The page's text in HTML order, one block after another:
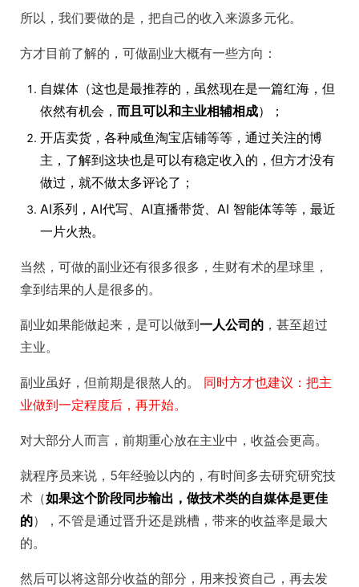
所以，我们要做的是，把自己的收入来源多元化。
方才目前了解的，可做副业大概有一些方向：
自媒体（这也是最推荐的，虽然现在是一篇红海，但
依然有机会， 而且可以和主业相辅相成）；
开店卖货，各种咸鱼淘宝店铺等等，通过关注的博
主，了解到这块也是可以有稳定收入的，但方才没有
做过，就不做太多评论了；
AI系列，AI代写、AI直播带货、AI 智能体等等，最近
一片火热。
当然，可做的副业还有很多很多，生财有术的星球里，
拿到结果的人是很多的。
副业如果能做起来，是可以做到一人公司的 ，甚至超过
主业。
副业虽好，但前期是很熬人的。 同时方才也建议：把主
业做到一定程度后，再开始。
对大部分人而言，前期重心放在主业中，收益会更高。
就程序员来说，5年经验以内的，有时间多去研究研究技
术（如果这个阶段同步输出，做技术类的自媒体是更佳
的），不管是通过晋升还是跳槽，带来的收益率是最大
的。
然后可以将这部分收益的部分，用来投资自己，再去发